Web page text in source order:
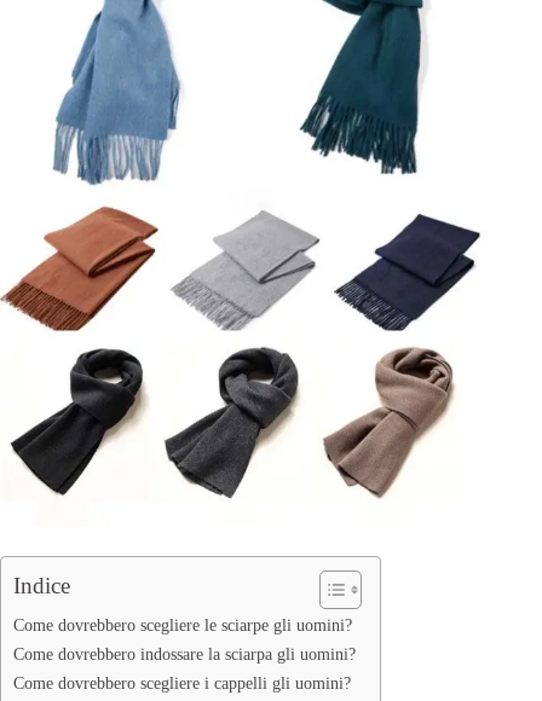
Indice
Come dovrebbero scegliere le sciarpe gli uomini?
Come dovrebbero indossare la sciarpa gli uomini?
Come dovrebbero scegliere i cappelli gli uomini?